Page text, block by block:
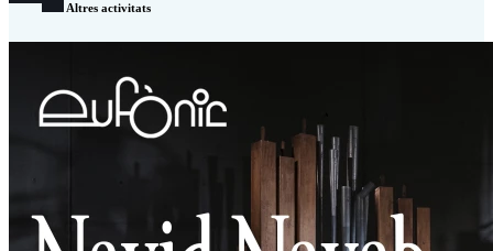
Altres activitats